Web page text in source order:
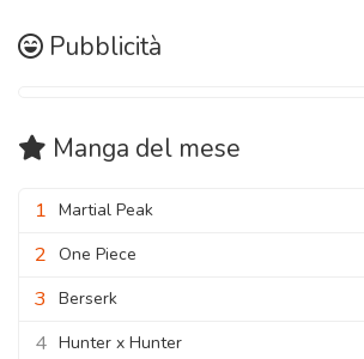
Pubblicità
Manga del mese
1 Martial Peak
2 One Piece
3 Berserk
4 Hunter x Hunter